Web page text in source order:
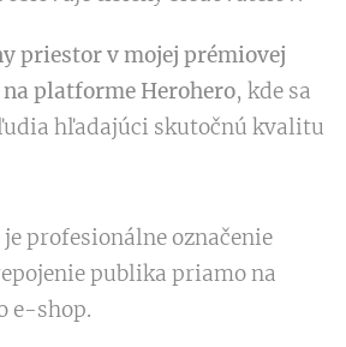
priestor v mojej prémiovej
platforme Herohero, kde sa
hľadajúci skutočnú kvalitu
profesionálne označenie
publika priamo na
e-shop.